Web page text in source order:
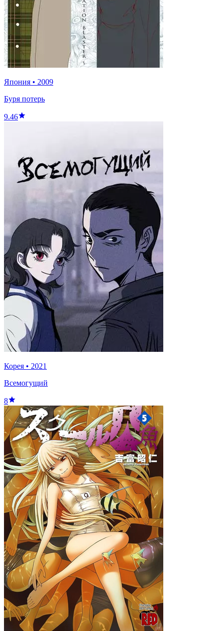
Япония • 2009
Буря потерь
9.46
Корея • 2021
Всемогущий
8